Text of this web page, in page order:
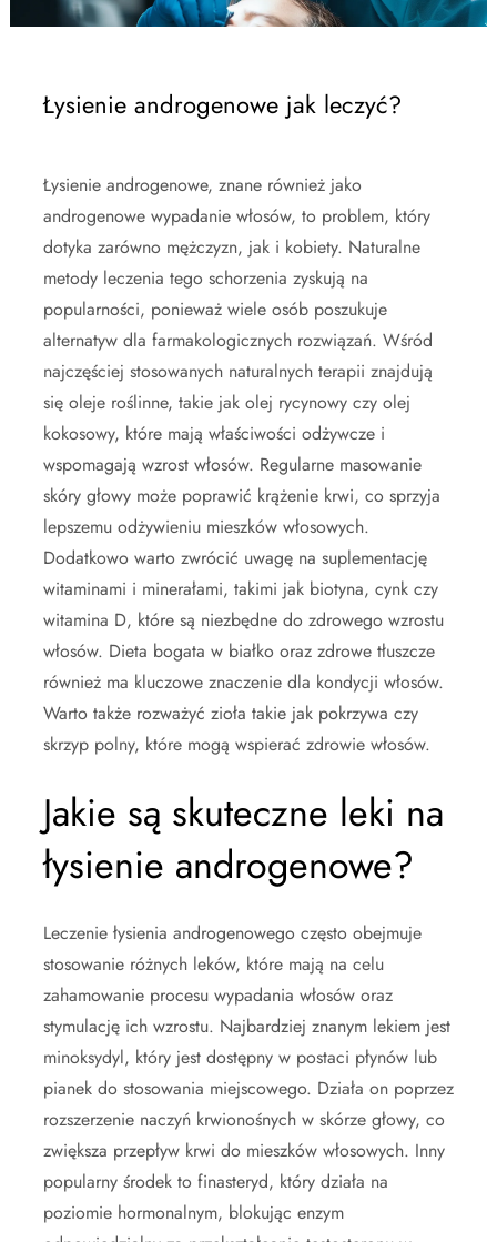
Łysienie androgenowe jak leczyć?
Łysienie androgenowe, znane również jako
androgenowe wypadanie włosów, to problem, który
dotyka zarówno mężczyzn, jak i kobiety. Naturalne
metody leczenia tego schorzenia zyskują na
popularności, ponieważ wiele osób poszukuje
alternatyw dla farmakologicznych rozwiązań. Wśród
najczęściej stosowanych naturalnych terapii znajdują
się oleje roślinne, takie jak olej rycynowy czy olej
kokosowy, które mają właściwości odżywcze i
wspomagają wzrost włosów. Regularne masowanie
skóry głowy może poprawić krążenie krwi, co sprzyja
lepszemu odżywieniu mieszków włosowych.
Dodatkowo warto zwrócić uwagę na suplementację
witaminami i minerałami, takimi jak biotyna, cynk czy
witamina D, które są niezbędne do zdrowego wzrostu
włosów. Dieta bogata w białko oraz zdrowe tłuszcze
również ma kluczowe znaczenie dla kondycji włosów.
Warto także rozważyć zioła takie jak pokrzywa czy
skrzyp polny, które mogą wspierać zdrowie włosów.
Jakie są skuteczne leki na
łysienie androgenowe?
Leczenie łysienia androgenowego często obejmuje
stosowanie różnych leków, które mają na celu
zahamowanie procesu wypadania włosów oraz
stymulację ich wzrostu. Najbardziej znanym lekiem jest
minoksydyl, który jest dostępny w postaci płynów lub
pianek do stosowania miejscowego. Działa on poprzez
rozszerzenie naczyń krwionośnych w skórze głowy, co
zwiększa przepływ krwi do mieszków włosowych. Inny
popularny środek to finasteryd, który działa na
poziomie hormonalnym, blokując enzym